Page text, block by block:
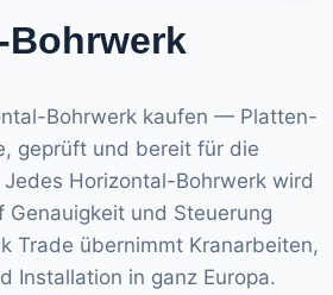
Bohrwerk
Bohrwerk kaufen — Platten-
geprüft und bereit für die
Horizontal-Bohrwerk wird
Genauigkeit und Steuerung
Trade übernimmt Kranarbeiten,
Installation in ganz Europa.